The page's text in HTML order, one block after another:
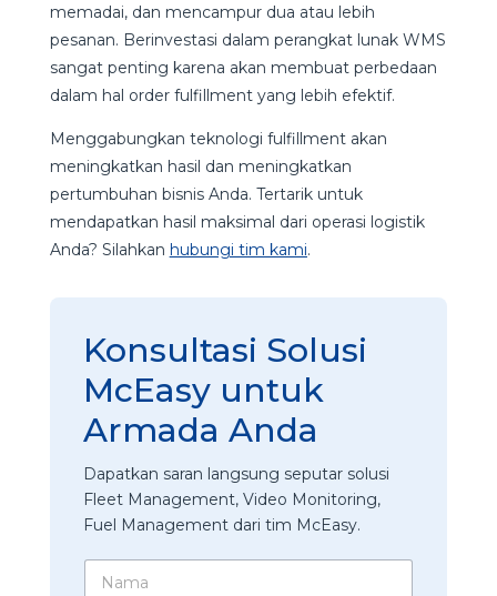
memadai, dan mencampur dua atau lebih
pesanan. Berinvestasi dalam perangkat lunak WMS
sangat penting karena akan membuat perbedaan
dalam hal order fulfillment yang lebih efektif.
Menggabungkan teknologi fulfillment akan
meningkatkan hasil dan meningkatkan
pertumbuhan bisnis Anda. Tertarik untuk
mendapatkan hasil maksimal dari operasi logistik
Anda? Silahkan hubungi tim kami.
Konsultasi Solusi
McEasy untuk
Armada Anda
Dapatkan saran langsung seputar solusi
Fleet Management, Video Monitoring,
Fuel Management dari tim McEasy.
N